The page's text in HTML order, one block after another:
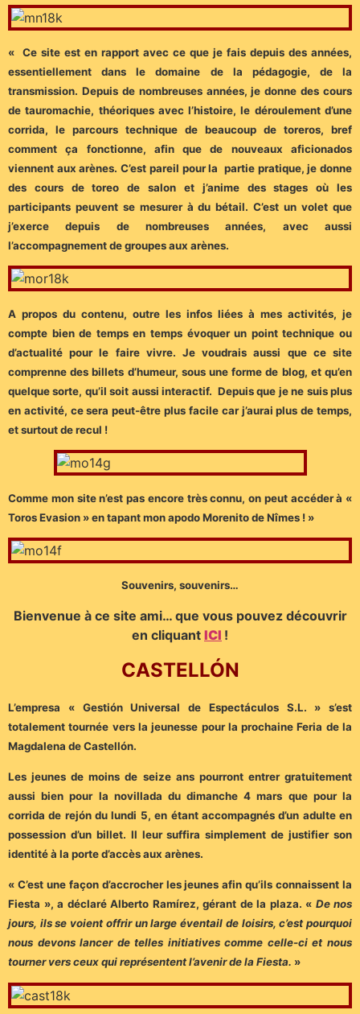
« Ce site est en rapport avec ce que je fais depuis des années,
essentiellement dans le domaine de la pédagogie, de la
transmission. Depuis de nombreuses années, je donne des cours
de tauromachie, théoriques avec l’histoire, le déroulement d’une
corrida, le parcours technique de beaucoup de toreros, bref
comment ça fonctionne, afin que de nouveaux aficionados
viennent aux arènes. C’est pareil pour la partie pratique, je donne
des cours de toreo de salon et j’anime des stages où les
participants peuvent se mesurer à du bétail. C’est un volet que
j’exerce depuis de nombreuses années, avec aussi
l’accompagnement de groupes aux arènes.
A propos du contenu, outre les infos liées à mes activités, je
compte bien de temps en temps évoquer un point technique ou
d’actualité pour le faire vivre. Je voudrais aussi que ce site
comprenne des billets d’humeur, sous une forme de blog, et qu’en
quelque sorte, qu’il soit aussi interactif. Depuis que je ne suis plus
en activité, ce sera peut-être plus facile car j’aurai plus de temps,
et surtout de recul !
Comme mon site n’est pas encore très connu, on peut accéder à «
Toros Evasion » en tapant mon apodo Morenito de Nîmes ! »
Souvenirs, souvenirs…
Bienvenue à ce site ami… que vous pouvez découvrir
en cliquant ICI !
CASTELLÓN
L’empresa « Gestión Universal de Espectáculos S.L. » s’est
totalement tournée vers la jeunesse pour la prochaine Feria de la
Magdalena de Castellón.
Les jeunes de moins de seize ans pourront entrer gratuitement
aussi bien pour la novillada du dimanche 4 mars que pour la
corrida de rejón du lundi 5, en étant accompagnés d’un adulte en
possession d’un billet. Il leur suffira simplement de justifier son
identité à la porte d’accès aux arènes.
« C’est une façon d’accrocher les jeunes afin qu’ils connaissent la
Fiesta », a déclaré Alberto Ramírez, gérant de la plaza. « De nos
jours, ils se voient offrir un large éventail de loisirs, c’est pourquoi
nous devons lancer de telles initiatives comme celle-ci et nous
tourner vers ceux qui représentent l’avenir de la Fiesta. »